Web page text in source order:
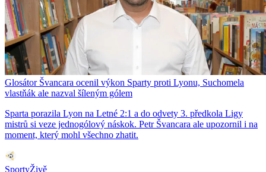
Glosátor Švancara ocenil výkon Sparty proti Lyonu, Suchomela
vlastňák ale nazval šíleným gólem
Sparta porazila Lyon na Letné 2:1 a do odvety 3. předkola Ligy
mistrů si veze jednogólový náskok. Petr Švancara ale upozornil i na
moment, který mohl všechno zhatit.
SportyŽivě